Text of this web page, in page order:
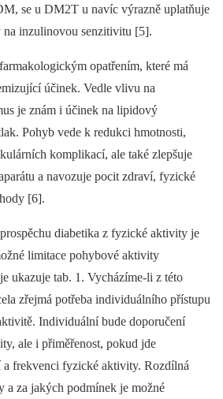
se u DM2T u navíc výrazně uplatňuje
inzulinovou senzitivitu [5].
opatřením, které má
účinek. Vedle vlivu na
je znám i účinek na lipidový
Pohyb vede k redukci hmotnosti,
komplikací, ale také zlepšuje
a navozuje pocit zdraví, fyzické
[6].
diabetika z fyzické aktivity je
limitace pohybové aktivity
ukazuje tab. 1. Vycházíme-li z této
zřejmá potřeba individuálního přístupu
Individuální bude doporučení
ale i přiměřenost, pokud jde
frekvenci fyzické aktivity. Rozdílná
a za jakých podmínek je možné